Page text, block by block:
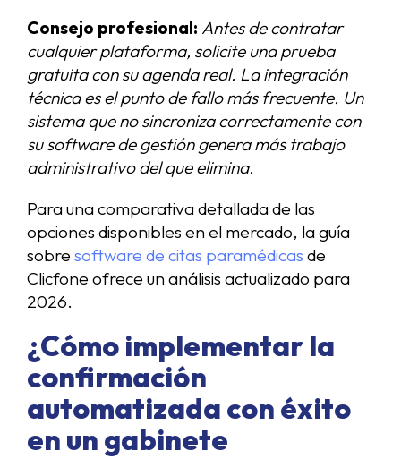
Consejo profesional: Antes de contratar
cualquier plataforma, solicite una prueba
gratuita con su agenda real. La integración
técnica es el punto de fallo más frecuente. Un
sistema que no sincroniza correctamente con
su software de gestión genera más trabajo
administrativo del que elimina.
Para una comparativa detallada de las
opciones disponibles en el mercado, la guía
sobre software de citas paramédicas de
Clicfone ofrece un análisis actualizado para
2026.
¿Cómo implementar la
confirmación
automatizada con éxito
en un gabinete